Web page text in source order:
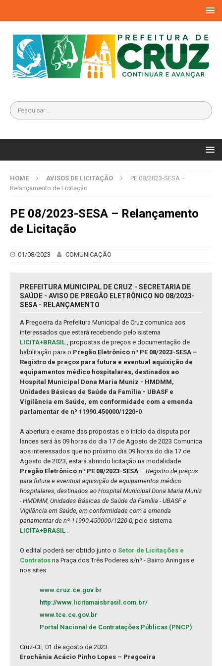
HOME AVISOS DE LICITAÇÃO
PE 08/2023-SESA –
Relançamento de Licitação
PE 08/2023-SESA – Relançamento
de Licitação
01/08/2023 COMUNICAÇÃO
PREFEITURA MUNICIPAL DE CRUZ - SECRETARIA DE
SAÚDE - AVISO DE PREGÃO ELETRÔNICO NO 08/2023-
SESA - RELANÇAMENTO
A Pregoeira da Prefeitura Municipal de Cruz comunica aos
interessados que estará recebendo pelo sistema
LICITA+BRASIL , propostas de preços e documentação de
habilitação para o Pregão Eletrônico nº PE 08/2023-SESA –
Registro de preços para futura e eventual aquisição de
equipamentos médico hospitalares, destinados ao
Hospital Municipal Dona Maria Muniz - HMDMM,
Unidades Básicas de Saúde da Família - UBASF e
Vigilância em Saúde, em conformidade com a emenda
parlamentar de nº 11990.450000/1220-0
A abertura e exame das propostas e o inicio da disputa por
lances será às 09 horas do dia 17 de Agosto de 2023 Comunica
aos interessados que no próximo dia 09 horas do dia 17 de
Agosto de 2023, estará abrindo licitação na modalidade
Pregão Eletrônico nº PE 08/2023-SESA – Registro de preços
para futura e eventual aquisição de equipamentos médico
hospitalares, destinados ao Hospital Municipal Dona Maria Muniz
- HMDMM, Unidades Básicas de Saúde da Família - UBASF e
Vigilância em Saúde, em conformidade com a emenda
parlamentar de nº 11990.450000/1220-0, pelo sistema
LICITA+BRASIL .
O edital poderá ser obtido junto o Setor de Licitações e
Contratos na Praça dos Três Poderes s/nº - Bairro Aningas e
nos sites:
www.cruz.ce.gov.br
http://www.licitamaisbrasil.com.br/
www.tce.ce.gov.br
Portal Nacional de Contratações Públicas (PNCP)
Cruz-CE, 01 de agosto de 2023.
Erochânia Acácio Pinho Lopes – Pregoeira